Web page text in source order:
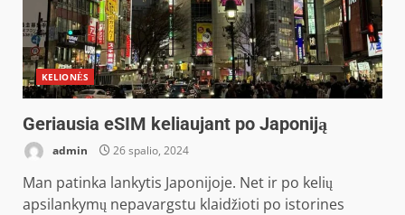
KELIONĖS
Geriausia eSIM keliaujant po Japoniją
admin 26 spalio, 2024
Man patinka lankytis Japonijoje. Net ir po kelių
apsilankymų nepavargstu klaidžioti po istorines